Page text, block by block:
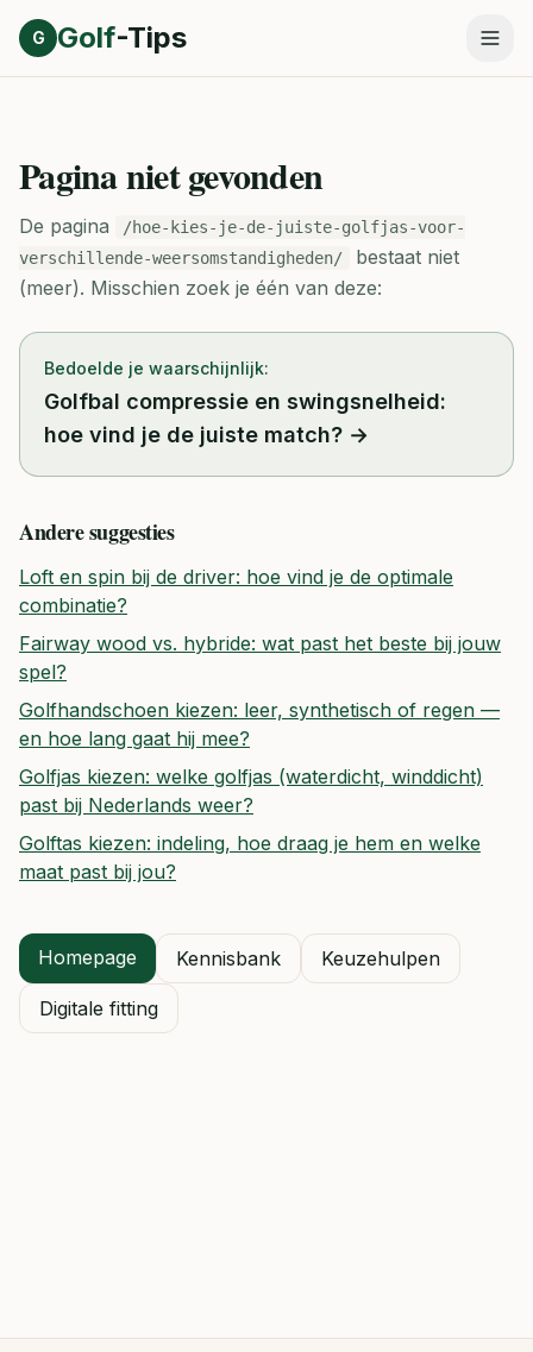
Direct naar inhoud
G Golf-Tips
Pagina niet gevonden
De pagina
/hoe-kies-je-de-juiste-golfjas-voor-
verschillende-weersomstandigheden/
bestaat niet
(meer). Misschien zoek je één van deze:
Bedoelde je waarschijnlijk:
Golfbal compressie en swingsnelheid:
hoe vind je de juiste match? →
Andere suggesties
Loft en spin bij de driver: hoe vind je de optimale
combinatie?
Fairway wood vs. hybride: wat past het beste bij jouw
spel?
Golfhandschoen kiezen: leer, synthetisch of regen —
en hoe lang gaat hij mee?
Golfjas kiezen: welke golfjas (waterdicht, winddicht)
past bij Nederlands weer?
Golftas kiezen: indeling, hoe draag je hem en welke
maat past bij jou?
Homepage Kennisbank Keuzehulpen
Digitale fitting